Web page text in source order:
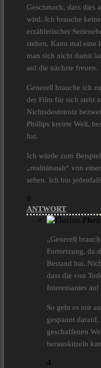
Geschmack, dass dies
wird. Ich brauche
erzählerischer
stehen. Kann mal eine
man sich nicht damit
auf die nächste freuen.
Generell brauche ich
der Film für sich steht
Nichtsdestotrotz
Phillips kreirte Welt,
hat.
Ich würde zum
„realitätsnah“ von
sehen. Ich bin
8
ANTWORT
„Generell
Fortsetzung, da
Bestand hat.
dass die von
Interessantes
So geht es mir
gespannt
geschaffenen
herauskitzeln
4